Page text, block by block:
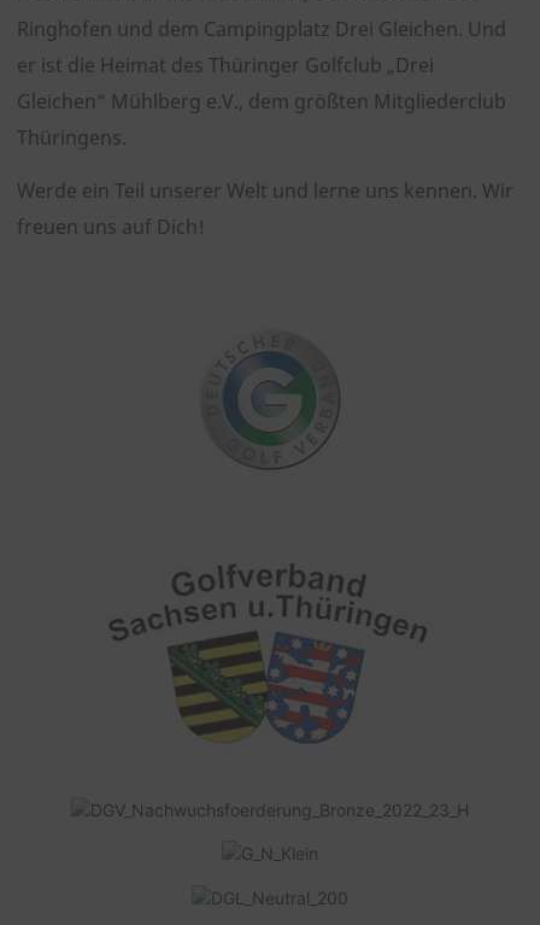
Seit 1998 gibt es den Golfplatz auf Gut Ringhofen. Über
die Jahre hat sich der Golfplatz zu einem attraktiven
und anspruchsvollen 18-Loch Meisterschaftsplatz
entwickelt. Ergänzt wird die Golfanlage durch das
Ringhofen und dem Campingplatz Drei Gleichen. Und
er ist die Heimat des Thüringer Golfclub „Drei
Werde ein Teil unserer Welt und lerne uns kennen. Wir